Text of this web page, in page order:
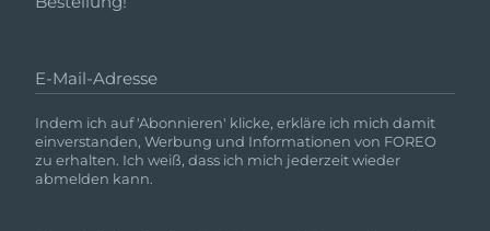
E-Mail-Adresse
Indem ich auf 'Abonnieren' klicke, erkläre ich mich damit
einverstanden, Werbung und Informationen von FOREO
zu erhalten. Ich weiß, dass ich mich jederzeit wieder
abmelden kann.